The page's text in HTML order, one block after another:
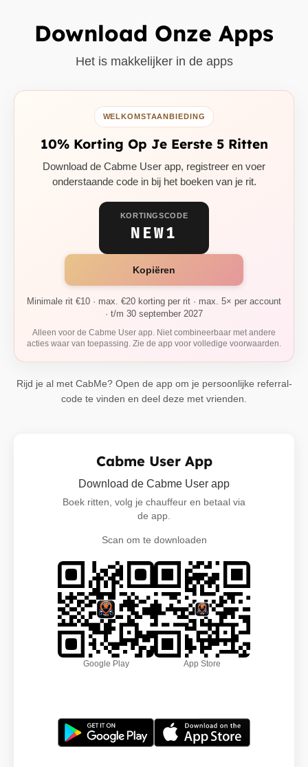
Download Onze Apps
Het is makkelijker in de apps
WELKOMSTAANBIEDING
10% Korting Op Je Eerste 5 Ritten
Download de Cabme User app, registreer en voer
onderstaande code in bij het boeken van je rit.
KORTINGSCODE
NEW1
Kopiëren
Minimale rit €10 · max. €20 korting per rit · max. 5× per account
· t/m 30 september 2027
Alleen voor de Cabme User app. Niet combineerbaar met andere
acties waar van toepassing. Zie de app voor volledige voorwaarden.
Rijd je al met CabMe? Open de app om je persoonlijke referral-
code te vinden en deel deze met vrienden.
Cabme User App
Download de Cabme User app
Boek ritten, volg je chauffeur en betaal via
de app.
Scan om te downloaden
Google Play App Store